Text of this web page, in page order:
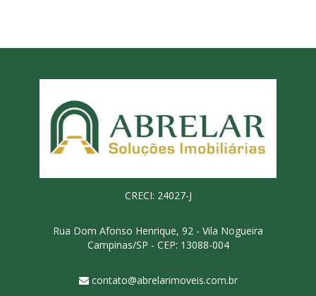
CRECI: 24027-J
Rua Dom Afonso Henrique, 92 - Vila Nogueira
Campinas/SP - CEP: 13088-004
contato@abrelarimoveis.com.br